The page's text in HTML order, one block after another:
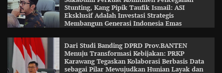
Stunting, Kang Pipik Taufik Ismail: ASI
Eksklusif Adalah Investasi Strategis
Membangun Generasi Indonesia Emas
Dari Studi Banding DPRD Prov.BANTEN
Menuju Transformasi Kebijakan: PRKP
Karawang Tegaskan Kolaborasi Berbasis Data
sebagai Pilar Mewujudkan Hunian Layak dan